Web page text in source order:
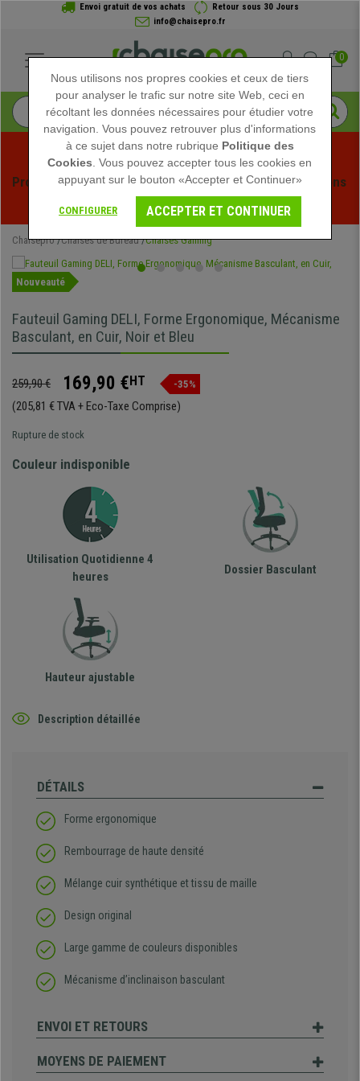
Envoi gratuit de vos achats
Retour sous 30 Jours
info@chaisepro.fr
0
Profitez des soldes d'été chez Chaisepro ! Des réductions
exclusives pour une durée limitée - Voir l'offre
Chaisepro Chaises de Bureau Chaises Gaming
Nouveauté
Fauteuil Gaming DELI, Forme Ergonomique, Mécanisme
Basculant, en Cuir, Noir et Bleu
259,90 € 169,90 €HT -35%
(205,81 € TVA + Eco-Taxe Comprise)
Rupture de stock
Couleur indisponible
Utilisation Quotidienne 4
heures
Dossier Basculant
Hauteur ajustable
Description détaillée
DÉTAILS
Forme ergonomique
Rembourrage de haute densité
Mélange cuir synthétique et tissu de maille
Design original
Large gamme de couleurs disponibles
Mécanisme d’inclinaison basculant
ENVOI ET RETOURS
MOYENS DE PAIEMENT
Nous utilisons nos propres cookies et ceux de tiers
pour analyser le trafic sur notre site Web, ceci en
récoltant les données nécessaires pour étudier votre
navigation. Vous pouvez retrouver plus d'informations
à ce sujet dans notre rubrique Politique des
Cookies . Vous pouvez accepter tous les cookies en
appuyant sur le bouton «Accepter et Continuer»
CONFIGURER ACCEPTER ET CONTINUER